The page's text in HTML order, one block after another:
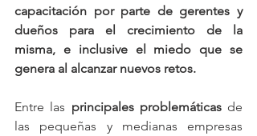
capacitación por parte de gerentes y
dueños para el crecimiento de la
misma, e inclusive el miedo que se
genera al alcanzar nuevos retos.
Entre las principales problemáticas de
las pequeñas y medianas empresas